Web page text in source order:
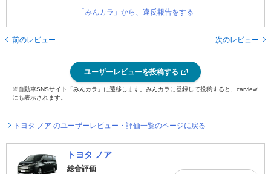
「みんカラ」から、違反報告をする
前のレビュー 次のレビュー
ユーザーレビューを投稿する
※自動車SNSサイト「みんカラ」に遷移します。みんカラに登録して投稿すると、carview!
にも表示されます。
トヨタ ノア のユーザーレビュー・評価一覧のページに戻る
トヨタ ノア
総合評価